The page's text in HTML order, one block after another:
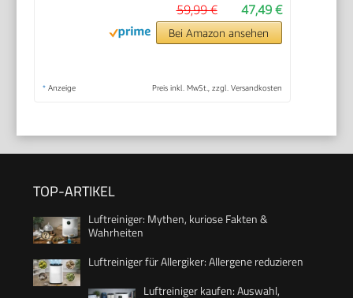
47,49 €
59,99 €
Bei Amazon ansehen
* Anzeige Preis inkl. MwSt., zzgl. Versandkosten
TOP-ARTIKEL
Luftreiniger: Mythen, kuriose Fakten &
Wahrheiten
Luftreiniger für Allergiker: Allergene reduzieren
Luftreiniger kaufen: Auswahl,